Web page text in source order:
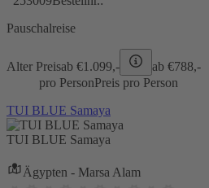
Pauschalreise
Alter Preisab €1.099,- ab €788,-
pro PersonPreis pro Person
TUI BLUE Samaya
TUI BLUE Samaya
Ägypten - Marsa Alam